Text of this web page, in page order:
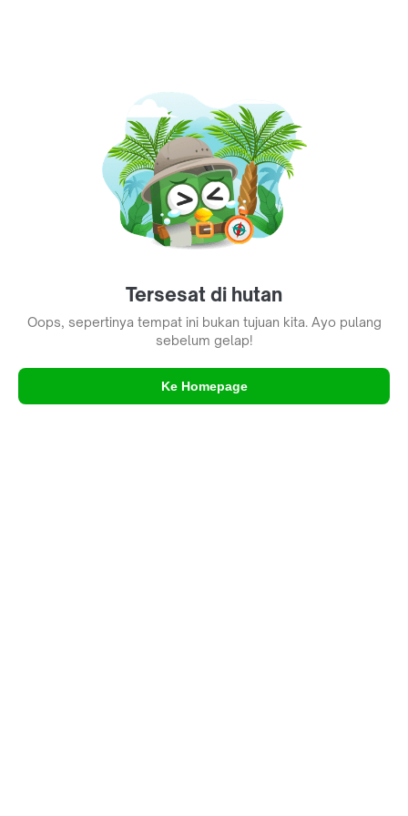
Tersesat di hutan
Oops, sepertinya tempat ini bukan tujuan kita. Ayo pulang
sebelum gelap!
Ke Homepage